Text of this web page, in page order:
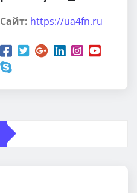
Сайт: https://ua4fn.ru